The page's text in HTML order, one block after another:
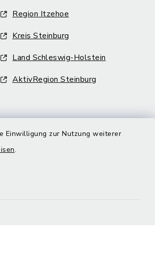
Einwilligung zur Nutzung weiterer
.
Region Itzehoe
Kreis Steinburg
Land Schleswig-Holstein
AktivRegion Steinburg